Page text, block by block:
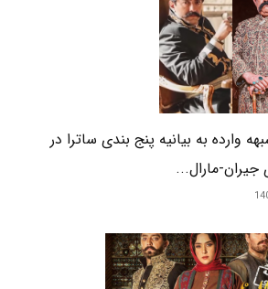
وارده به بیانیه پنج بندی ساترا در
جیران-مارال...